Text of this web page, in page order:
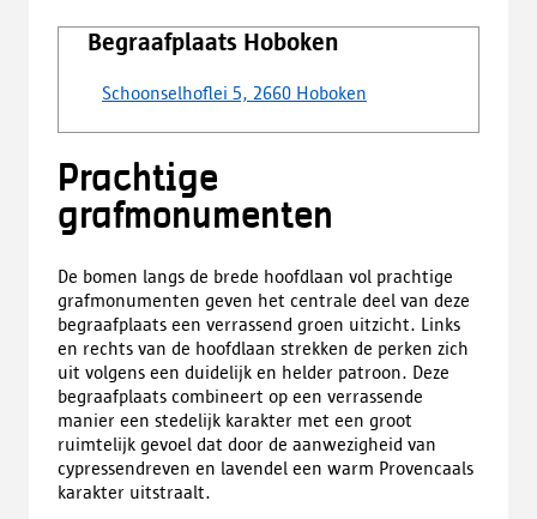
Begraafplaats Hoboken
Schoonselhoflei 5, 2660 Hoboken
Prachtige
grafmonumenten
De bomen langs de brede hoofdlaan vol prachtige
grafmonumenten geven het centrale deel van deze
begraafplaats een verrassend groen uitzicht. Links
en rechts van de hoofdlaan strekken de perken zich
uit volgens een duidelijk en helder patroon. Deze
begraafplaats combineert op een verrassende
manier een stedelijk karakter met een groot
ruimtelijk gevoel dat door de aanwezigheid van
cypressendreven en lavendel een warm Provencaals
karakter uitstraalt.